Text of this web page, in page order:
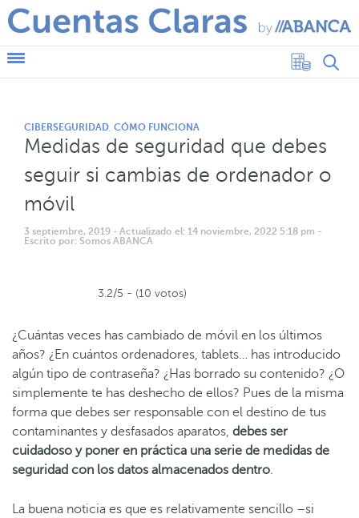
CIBERSEGURIDAD CÓMO FUNCIONA
Medidas de seguridad que debes
seguir si cambias de ordenador o
móvil
3 septiembre, 2019 - Actualizado el: 14 noviembre, 2022 5:18 pm -
Escrito por: Somos ABANCA
3.2/5 - (10 votos)
¿Cuántas veces has cambiado de móvil en los últimos
años? ¿En cuántos ordenadores, tablets… has introducido
algún tipo de contraseña? ¿Has borrado su contenido? ¿O
simplemente te has deshecho de ellos? Pues de la misma
forma que debes ser responsable con el destino de tus
contaminantes y desfasados aparatos, debes ser
cuidadoso y poner en práctica una serie de medidas de
seguridad con los datos almacenados dentro.
La buena noticia es que es relativamente sencillo –si